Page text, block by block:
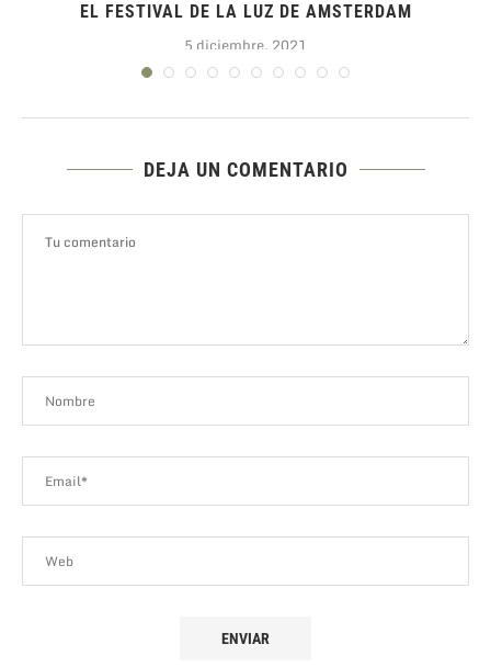
EL FESTIVAL DE LA LUZ DE AMSTERDAM
5 diciembre, 2021
DEJA UN COMENTARIO